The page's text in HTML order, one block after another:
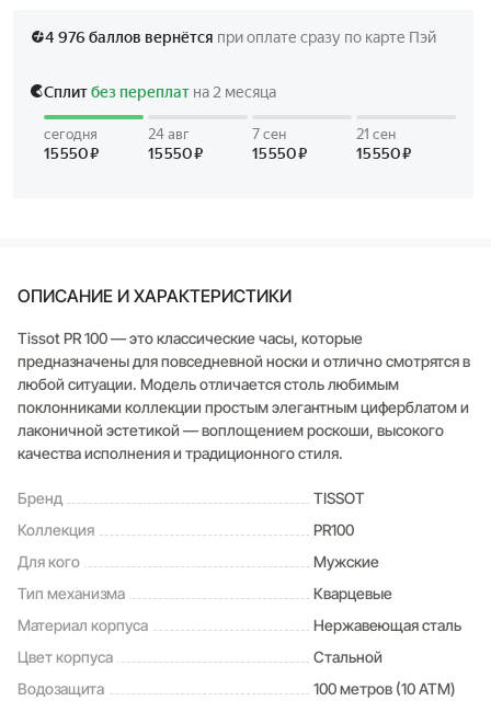
ОПИСАНИЕ И ХАРАКТЕРИСТИКИ
Tissot PR 100 ― это классические часы, которые
предназначены для повседневной носки и отлично смотрятся в
любой ситуации. Модель отличается столь любимым
поклонниками коллекции простым элегантным циферблатом и
лаконичной эстетикой ― воплощением роскоши, высокого
качества исполнения и традиционного стиля.
Бренд
TISSOT
Коллекция
PR100
Для кого
Мужские
Тип механизма
Кварцевые
Материал корпуса
Нержавеющая сталь
Цвет корпуса
Стальной
Водозащита
100 метров (10 ATM)